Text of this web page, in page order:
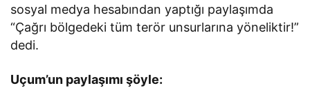
sosyal medya hesabından yaptığı paylaşımda
“Çağrı bölgedeki tüm terör unsurlarına yöneliktir!”
dedi.
Uçum’un paylaşımı şöyle: